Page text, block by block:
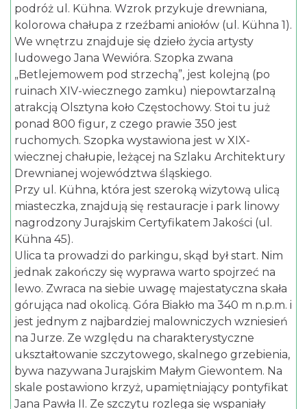
podróż ul. Kühna. Wzrok przykuje drewniana,
kolorowa chałupa z rzeźbami aniołów (ul. Kühna 1).
We wnętrzu znajduje się dzieło życia artysty
ludowego Jana Wewióra. Szopka zwana
„Betlejemowem pod strzechą”, jest kolejną (po
ruinach XIV-wiecznego zamku) niepowtarzalną
atrakcją Olsztyna koło Częstochowy. Stoi tu już
ponad 800 figur, z czego prawie 350 jest
ruchomych. Szopka wystawiona jest w XIX-
wiecznej chałupie, leżącej na Szlaku Architektury
Drewnianej województwa śląskiego.
Przy ul. Kühna, która jest szeroką wizytową ulicą
miasteczka, znajdują się restauracje i park linowy
nagrodzony Jurajskim Certyfikatem Jakości (ul.
Kühna 45).
Ulica ta prowadzi do parkingu, skąd był start. Nim
jednak zakończy się wyprawa warto spojrzeć na
lewo. Zwraca na siebie uwagę majestatyczna skała
górująca nad okolicą. Góra Biakło ma 340 m n.p.m. i
jest jednym z najbardziej malowniczych wzniesień
na Jurze. Ze względu na charakterystyczne
ukształtowanie szczytowego, skalnego grzebienia,
bywa nazywana Jurajskim Małym Giewontem. Na
skale postawiono krzyż, upamiętniający pontyfikat
Jana Pawła II. Ze szczytu rozlega się wspaniały